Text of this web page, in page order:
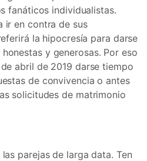
fanáticos individualistas.
ir en contra de sus
la hipocresía para darse
y generosas. Por eso
abril de 2019 darse tiempo
de convivencia o antes
solicitudes de matrimonio
parejas de larga data. Ten